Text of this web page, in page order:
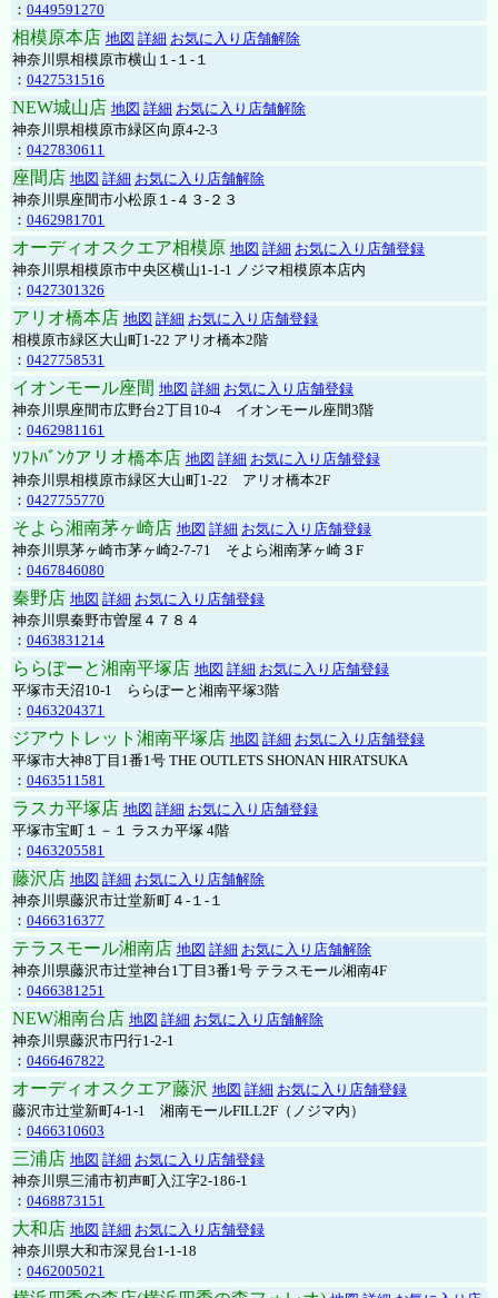
： 0449591270
相模原本店 地図 詳細 お気に入り店舗解除
神奈川県相模原市横山１-１-１
： 0427531516
NEW城山店 地図 詳細 お気に入り店舗解除
神奈川県相模原市緑区向原4-2-3
： 0427830611
座間店 地図 詳細 お気に入り店舗解除
神奈川県座間市小松原１-４３-２３
： 0462981701
オーディオスクエア相模原 地図 詳細 お気に入り店舗登録
神奈川県相模原市中央区横山1-1-1 ノジマ相模原本店内
： 0427301326
アリオ橋本店 地図 詳細 お気に入り店舗登録
相模原市緑区大山町1-22 アリオ橋本2階
： 0427758531
イオンモール座間 地図 詳細 お気に入り店舗登録
神奈川県座間市広野台2丁目10-4 イオンモール座間3階
： 0462981161
ｿﾌﾄﾊﾞﾝｸアリオ橋本店 地図 詳細 お気に入り店舗登録
神奈川県相模原市緑区大山町1-22 アリオ橋本2F
： 0427755770
そよら湘南茅ヶ崎店 地図 詳細 お気に入り店舗登録
神奈川県茅ヶ崎市茅ヶ崎2‐7‐71 そよら湘南茅ヶ崎３F
： 0467846080
秦野店 地図 詳細 お気に入り店舗登録
神奈川県秦野市曽屋４７８４
： 0463831214
ららぽーと湘南平塚店 地図 詳細 お気に入り店舗登録
平塚市天沼10-1 ららぽーと湘南平塚3階
： 0463204371
ジアウトレット湘南平塚店 地図 詳細 お気に入り店舗登録
平塚市大神8丁目1番1号 THE OUTLETS SHONAN HIRATSUKA
： 0463511581
ラスカ平塚店 地図 詳細 お気に入り店舗登録
平塚市宝町１－１ ラスカ平塚 4階
： 0463205581
藤沢店 地図 詳細 お気に入り店舗解除
神奈川県藤沢市辻堂新町４-１-１
： 0466316377
テラスモール湘南店 地図 詳細 お気に入り店舗解除
神奈川県藤沢市辻堂神台1丁目3番1号 テラスモール湘南4F
： 0466381251
NEW湘南台店 地図 詳細 お気に入り店舗解除
神奈川県藤沢市円行1-2-1
： 0466467822
オーディオスクエア藤沢 地図 詳細 お気に入り店舗登録
藤沢市辻堂新町4-1-1 湘南モールFILL2F（ノジマ内）
： 0466310603
三浦店 地図 詳細 お気に入り店舗登録
神奈川県三浦市初声町入江字2-186-1
： 0468873151
大和店 地図 詳細 お気に入り店舗登録
神奈川県大和市深見台1-1-18
： 0462005021